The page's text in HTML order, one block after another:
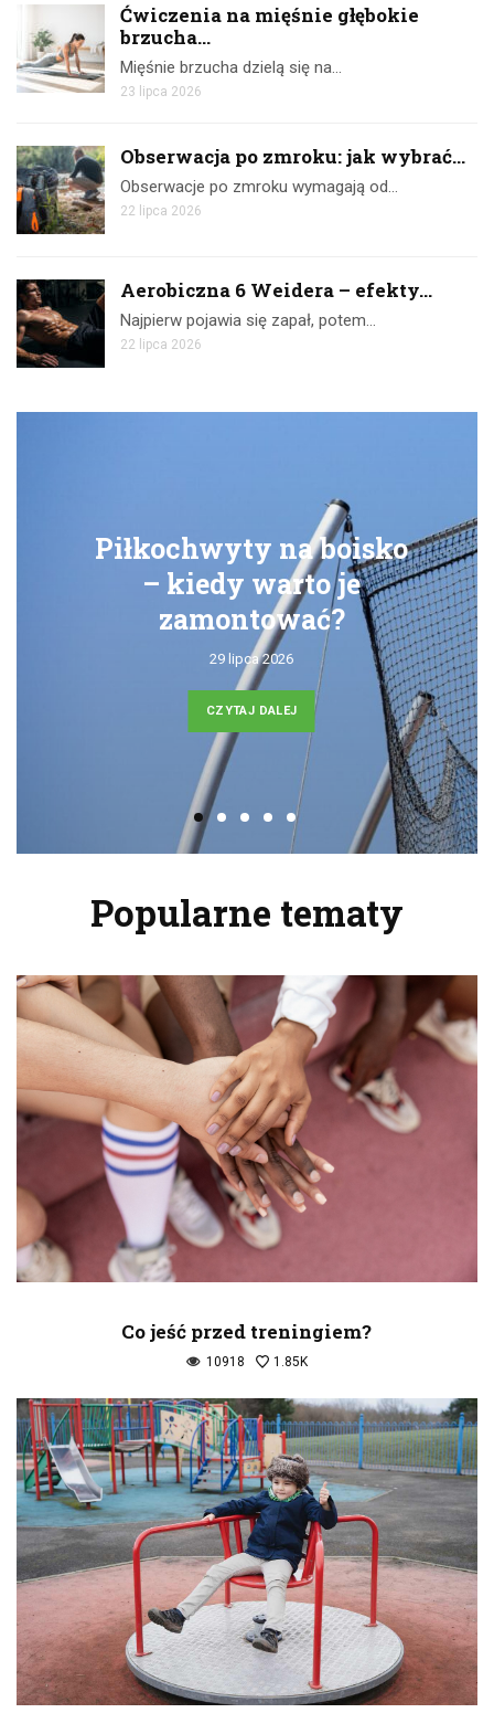
Ćwiczenia na mięśnie głębokie
brzucha...
Mięśnie brzucha dzielą się na…
23 lipca 2026
Obserwacja po zmroku: jak wybrać...
Obserwacje po zmroku wymagają od…
22 lipca 2026
Aerobiczna 6 Weidera – efekty...
Najpierw pojawia się zapał, potem…
22 lipca 2026
boisko
Ćwiczenia z
skuteczny
domu
24 lipca 2026
CZYTAJ DALEJ
Popularne tematy
Co jeść przed treningiem?
10918 1.85K